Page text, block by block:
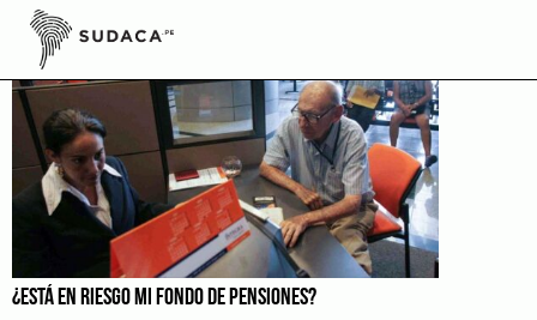
Skip
content
¿ESTÁ EN RIESGO MI FONDO DE PENSIONES?